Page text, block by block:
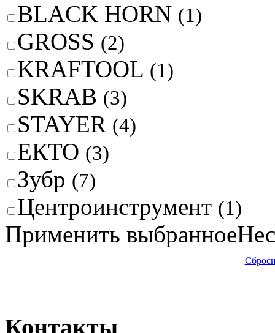
BLACK HORN (1)
GROSS (2)
KRAFTOOL (1)
SKRAB (3)
STAYER (4)
ЕКТО (3)
Зубр (7)
Центроинструмент (1)
Применить выбранное
Контакты